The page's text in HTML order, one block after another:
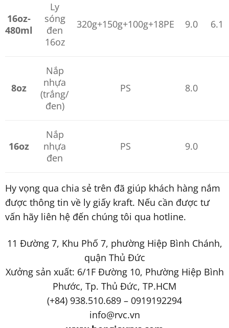
16oz-
480ml
Ly
sóng
đen
16oz
320g+150g+100g+18PE 9.0 6.1
8oz
Nắp
nhựa
(trắng/
đen)
PS 8.0
16oz
Nắp
nhựa
đen
PS 9.0
Hy vọng qua chia sẻ trên đã giúp khách hàng nắm
được thông tin về ly giấy kraft. Nếu cần được tư
vấn hãy liên hệ đến chúng tôi qua hotline.
11 Đường 7, Khu Phố 7, phường Hiệp Bình Chánh,
quận Thủ Đức
Xưởng sản xuất: 6/1F Đường 10, Phường Hiệp Bình
Phước, Tp. Thủ Đức, TP.HCM
(+84) 938.510.689 – 0919192294
info@rvc.vn